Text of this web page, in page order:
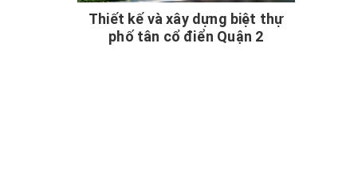
Thiết kế và xây dựng biệt thự
phố tân cổ điển Quận 2